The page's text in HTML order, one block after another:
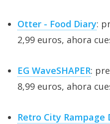
Otter - Food Diary:
2,99 euros, ahora
EG WaveSHAPER:
8,99 euros, ahora
Retro City Rampage